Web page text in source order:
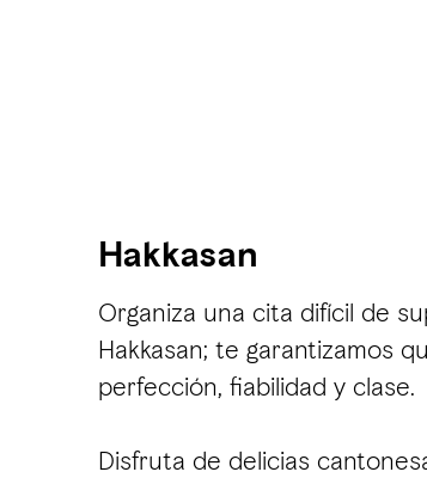
Hakkasan
Organiza una cita difícil de
Hakkasan; te garantizamos
perfección, fiabilidad y clase.
Disfruta de delicias